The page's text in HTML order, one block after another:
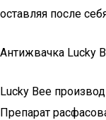
оставляя после
Антижвачка Lucky
Lucky Bee
Препарат